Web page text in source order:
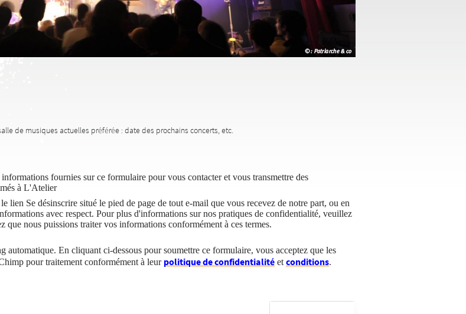
de musiques actuelles préférée : date des prochains concerts, etc.
fournies sur ce formulaire pour vous contacter et vous transmettre des
à L'Atelier
lien Se désinscrire situé le pied de page de tout e-mail que vous recevez de notre part, ou en
avec respect. Pour plus d'informations sur nos pratiques de confidentialité, veuillez
que nous puissions traiter vos informations conformément à ces termes.
En cliquant ci-dessous pour soumettre ce formulaire, vous acceptez que les
pour traitement conformément à leur politique de confidentialité et conditions.